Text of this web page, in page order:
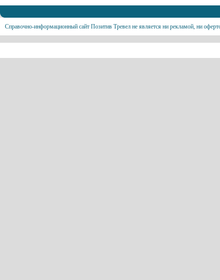
Справочно-информационный сайт Позитив Тревел не является ни рекламой, ни